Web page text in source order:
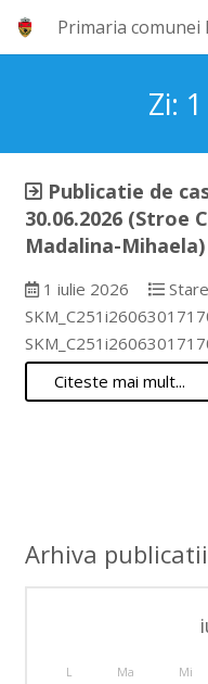
Primaria comunei
Zi:
Publicatie de
30.06.2026 (Stroe
Madalina-Mihaela)
1 iulie 2026
Citeste mai mult...
Arhiva publicatii
L Ma Mi